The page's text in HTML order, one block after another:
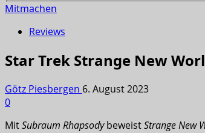
Mitmachen
Reviews
Star Trek Strange New
Götz Piesbergen 6. August 2023
0
MitSubraum RhapsodybeweistStrange New